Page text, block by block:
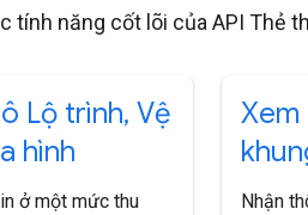
tính năng cốt lõi của API Thẻ
ô Lộ trình, Vệ
hình
ở một mức thu
Nhận